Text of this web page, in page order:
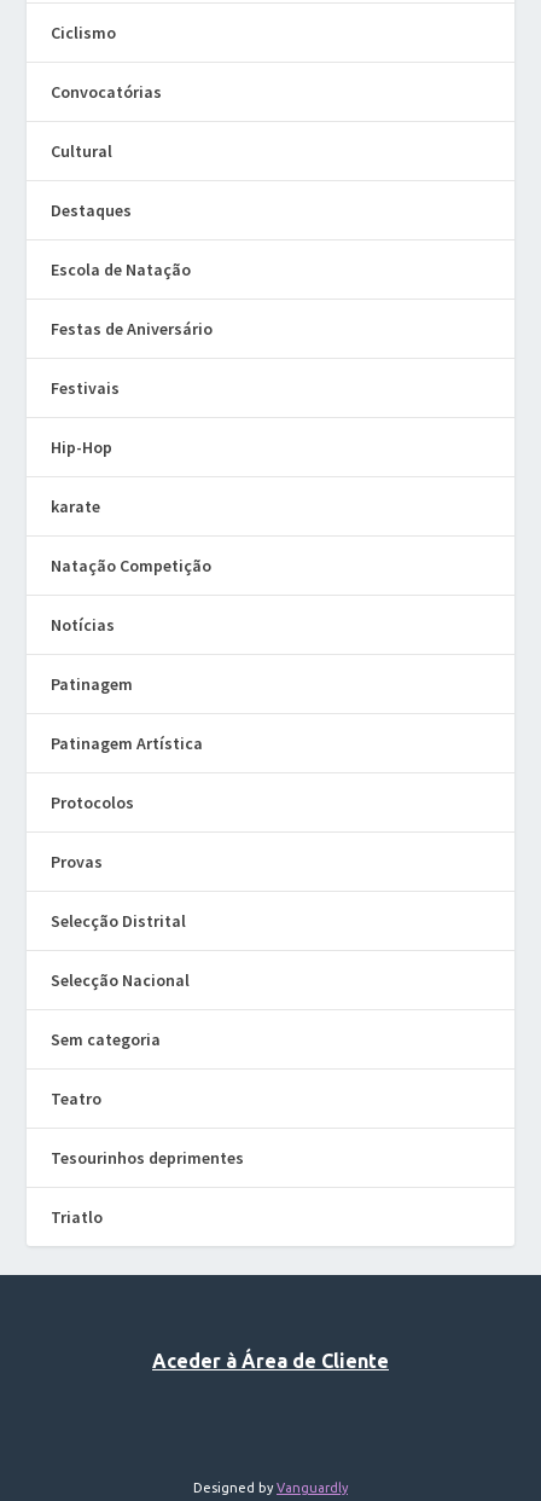
Ciclismo
Convocatórias
Cultural
Destaques
Escola de Natação
Festas de Aniversário
Festivais
Hip-Hop
karate
Natação Competição
Notícias
Patinagem
Patinagem Artística
Protocolos
Provas
Selecção Distrital
Selecção Nacional
Sem categoria
Teatro
Tesourinhos deprimentes
Triatlo
Aceder à Área de Cliente
Designed byVanguardly